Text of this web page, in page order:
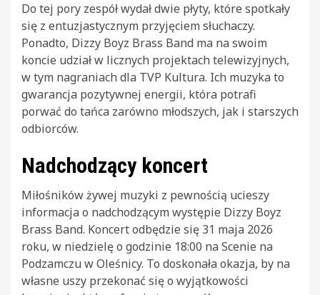
Do tej pory zespół wydał dwie płyty, które spotkały
się z entuzjastycznym przyjęciem słuchaczy.
Ponadto, Dizzy Boyz Brass Band ma na swoim
koncie udział w licznych projektach telewizyjnych,
w tym nagraniach dla TVP Kultura. Ich muzyka to
gwarancja pozytywnej energii, która potrafi
porwać do tańca zarówno młodszych, jak i starszych
odbiorców.
Nadchodzący koncert
Miłośników żywej muzyki z pewnością ucieszy
informacja o nadchodzącym występie Dizzy Boyz
Brass Band. Koncert odbędzie się 31 maja 2026
roku, w niedzielę o godzinie 18:00 na Scenie na
Podzamczu w Oleśnicy. To doskonała okazja, by na
własne uszy przekonać się o wyjątkowości